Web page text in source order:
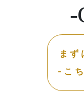
-
まず
-こ